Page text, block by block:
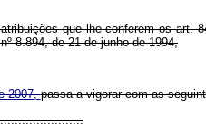
que lhe conferem os art.
8.894, de 21 de junho de 1994,
2007,passa a vigorar com as